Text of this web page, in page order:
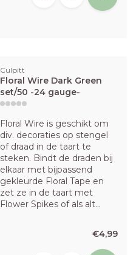
Culpitt
Floral Wire Dark Green
set/50 -24 gauge-
Floral Wire is geschikt om
div. decoraties op stengel
of draad in de taart te
steken. Bindt de draden bij
elkaar met bijpassend
gekleurde Floral Tape en
zet ze in de taart met
Flower Spikes of als alt...
€4,99